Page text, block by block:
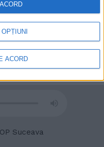
revenind la acest site
din partea de jos a
ACORD
Suceava